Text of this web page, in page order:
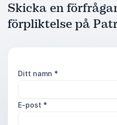
Skicka en
förpliktelse på
Ditt namn *
E-post *